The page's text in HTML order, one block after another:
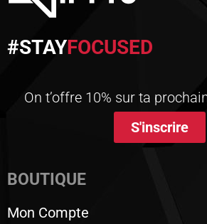
#STAYFOCUSED
On t’offre 10% sur ta
S'inscrire
BOUTIQUE
Mon Compte